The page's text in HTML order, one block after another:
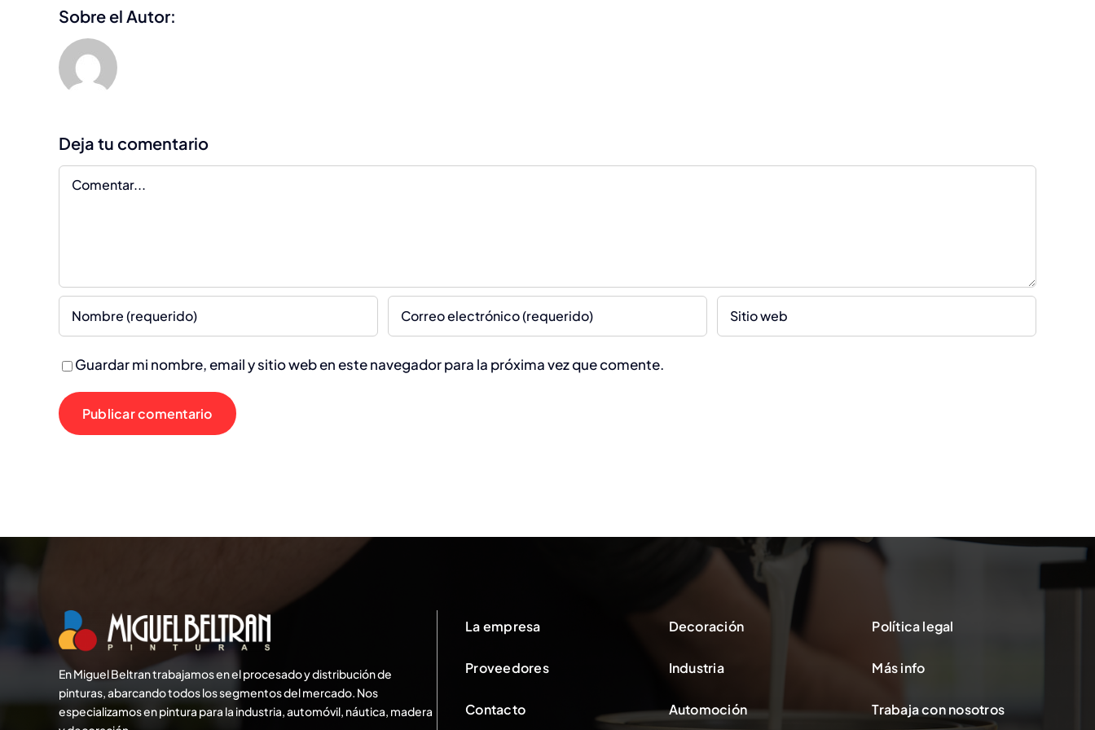
Sobre el Autor:
Deja tu comentario
Comentar
Guardar mi nombre, email y sitio web en este navegador para la próxima vez que comente.
En Miguel Beltran trabajamos en el procesado y distribución de
pinturas, abarcando todos los segmentos del mercado. Nos
especializamos en pintura para la industria, automóvil, náutica, madera
La empresa
Proveedores
Contacto
Decoración
Industria
Automoción
Política legal
Más info
Trabaja con nosotros